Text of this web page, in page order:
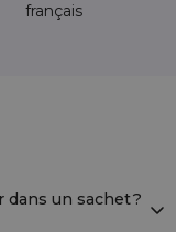
français
7 x 9 cm
un sachet ?